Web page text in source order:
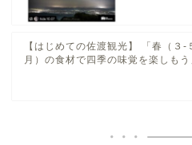
【はじめての佐渡観光】 「春（３-
月）の食材で四季の味覚を楽しもう